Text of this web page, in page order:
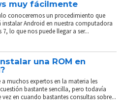
muy fácilmente
conoceremos un procedimiento que
instalar Android en nuestra computadora
lo que nos puede llegar a ser...
una ROM en
a muchos expertos en la materia les
bastante sencilla, pero todavía
vez en cuando bastantes consultas sobre...